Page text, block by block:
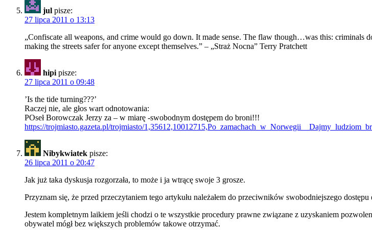
jul pisze:
27 lipca 2011 o 13:13
„Confiscate all weapons, and crime would go down. It made sense. The flaw though…was this: criminals
making the streets safer for anyone except themselves.” – „Straż Nocna” Terry Pratchett
hipi pisze:
27 lipca 2011 o 09:48
’Is the tide turning???’
Raczej nie, ale głos wart odnotowania:
POseł Borowczak Jerzy za – w miarę -swobodnym dostępem do broni!!!
https://trojmiasto.gazeta.pl/trojmiasto/
Nibykwiatek pisze:
26 lipca 2011 o 20:47
Jak już taka dyskusja rozgorzała, to może i ja wtrącę swoje 3 grosze.
Przyznam się, że przed przeczytaniem tego artykułu należałem do przeciwników swobodniejszego
Jestem kompletnym laikiem jeśli chodzi o te wszystkie procedury prawne związane z uzyskaniem
obywatel mógł bez większych problemów takowe otrzymać.